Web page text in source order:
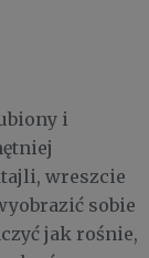
i
wreszcie
sobie
jak rośnie,